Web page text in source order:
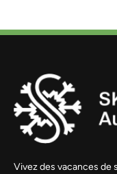
Vivez des vacances de